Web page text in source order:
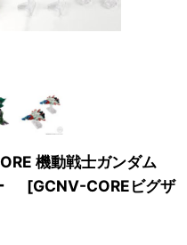
機動戦士ガンダム
[GCNV-COREビグザ